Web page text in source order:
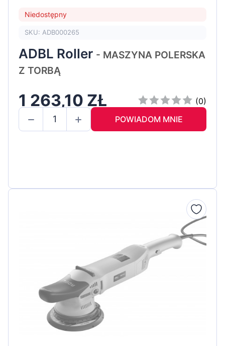
Niedostępny
SKU: ADB000265
ADBL Roller - MASZYNA POLERSKA
Z TORBĄ
1 263,10 ZŁ
(0)
POWIADOM MNIE